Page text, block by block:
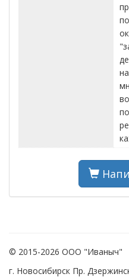
© 2015-2026 ООО "Иваныч"
г. Новосибирск Пр.